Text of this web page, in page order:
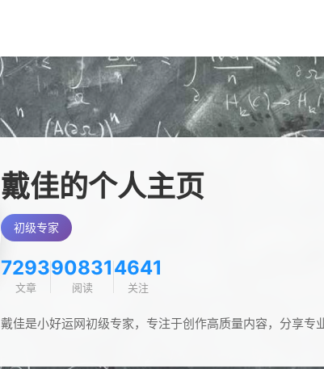
戴佳的个人主页
初级专家
7293
文章
90831
阅读
4641
关注
戴佳是小好运网初级专家，专注于创作高质量内容，分享专